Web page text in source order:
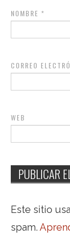
NOMBRE *
CORREO
WEB
Este sitio
spam.